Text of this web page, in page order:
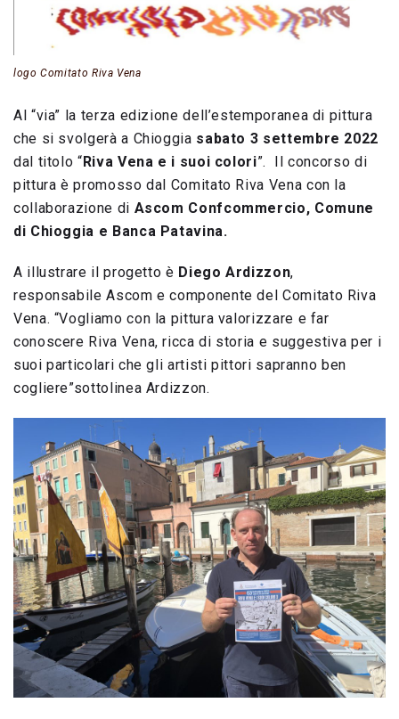
logo Comitato Riva Vena
Al “via” la terza edizione dell’estemporanea di pittura
che si svolgerà a Chioggia sabato 3 settembre 2022
dal titolo “ Riva Vena e i suoi colori”. Il concorso di
pittura è promosso dal Comitato Riva Vena con la
collaborazione di Ascom Confcommercio, Comune
di Chioggia e Banca Patavina.
A illustrare il progetto è Diego Ardizzon,
responsabile Ascom e componente del Comitato Riva
Vena. “Vogliamo con la pittura valorizzare e far
conoscere Riva Vena, ricca di storia e suggestiva per i
suoi particolari che gli artisti pittori sapranno ben
cogliere”sottolinea Ardizzon.